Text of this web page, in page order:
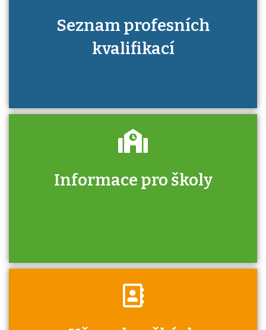
Seznam profesních
kvalifikací
Informace pro školy
Zjistěte, jak se přihlásit ke zkoušce a kde